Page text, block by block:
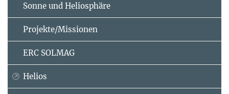
Sonne und Heliosphäre
Projekte/Missionen
ERC SOLMAG
Helios